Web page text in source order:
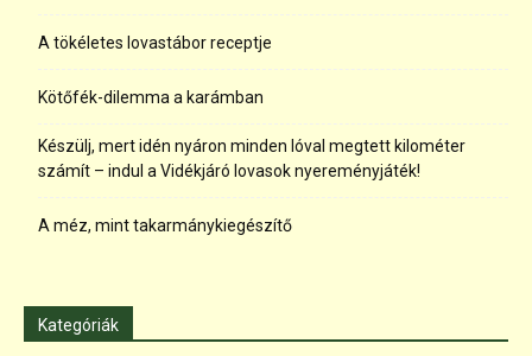
A tökéletes lovastábor receptje
Kötőfék-dilemma a karámban
Készülj, mert idén nyáron minden lóval megtett kilométer
számít – indul a Vidékjáró lovasok nyereményjáték!
A méz, mint takarmánykiegészítő
Kategóriák